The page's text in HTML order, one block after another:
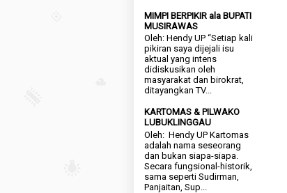
MIMPI BERPIKIR ala BUPATI
MUSIRAWAS
Oleh: Hendy UP “Setiap kali
pikiran saya dijejali isu
aktual yang intens
didiskusikan oleh
masyarakat dan birokrat,
ditayangkan TV...
KARTOMAS & PILWAKO
LUBUKLINGGAU
Oleh: Hendy UP Kartomas
adalah nama seseorang
dan bukan siapa-siapa.
Secara fungsional-historik,
sama seperti Sudirman,
Panjaitan, Sup...